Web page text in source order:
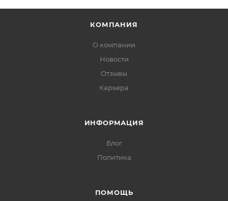
КОМПАНИЯ
О компании
Новости
Отзывы
Карьера
ИНФОРМАЦИЯ
Блог
Политика
ПОМОЩЬ